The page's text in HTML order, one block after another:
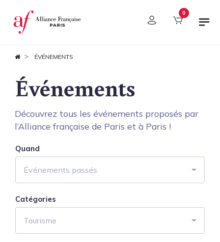
Panneau de gestion des cookies 0
ÉVÉNEMENTS
Événements
Découvrez tous les événements proposés par
l’Alliance française de Paris et à Paris !
Quand
Événements passés
Catégories
Tourisme